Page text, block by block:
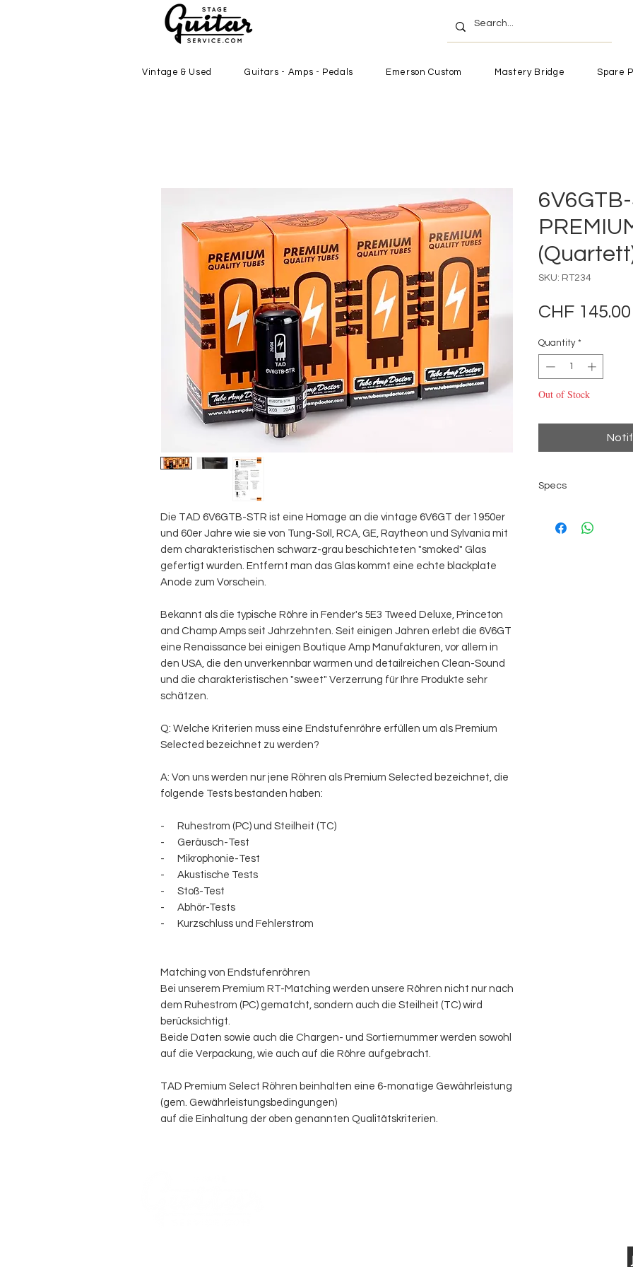
Vintage & Used Guitars - Amps - Pedals Emerson Custom Mastery Bridge Spare
Die TAD 6V6GTB-STR ist eine Homage an die vintage 6V6GT der 1950er
und 60er Jahre wie sie von Tung-Soll, RCA, GE, Raytheon und Sylvania mit
dem charakteristischen schwarz-grau beschichteten "smoked" Glas
gefertigt wurden. Entfernt man das Glas kommt eine echte blackplate
Anode zum Vorschein.
Bekannt als die typische Röhre in Fender's 5E3 Tweed Deluxe, Princeton
and Champ Amps seit Jahrzehnten. Seit einigen Jahren erlebt die 6V6GT
eine Renaissance bei einigen Boutique Amp Manufakturen, vor allem in
den USA, die den unverkennbar warmen und detailreichen Clean-Sound
und die charakteristischen "sweet" Verzerrung für Ihre Produkte sehr
schätzen.
Q: Welche Kriterien muss eine Endstufenröhre erfüllen um als Premium
Selected bezeichnet zu werden?
A: Von uns werden nur jene Röhren als Premium Selected bezeichnet, die
folgende Tests bestanden haben:
- Ruhestrom (PC) und Steilheit (TC)
- Geräusch-Test
- Mikrophonie-Test
- Akustische Tests
- Stoß-Test
- Abhör-Tests
- Kurzschluss und Fehlerstrom
Matching von Endstufenröhren
Bei unserem Premium RT-Matching werden unsere Röhren nicht nur nach
dem Ruhestrom (PC) gematcht, sondern auch die Steilheit (TC) wird
berücksichtigt.
Beide Daten sowie auch die Chargen- und Sortiernummer werden sowohl
auf die Verpackung, wie auch auf die Röhre aufgebracht.
TAD Premium Select Röhren beinhalten eine 6-monatige Gewährleistung
(gem. Gewährleistungsbedingungen)
auf die Einhaltung der oben genannten Qualitätskriterien.
SKU: RT234
CHF 145.00
Quantity *
Out of Stock
Specs